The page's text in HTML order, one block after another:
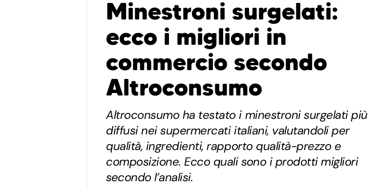
Minestroni surgelati:
ecco i migliori in
commercio secondo
Altroconsumo
Altroconsumo ha testato i minestroni surgelati più
diffusi nei supermercati italiani, valutandoli per
qualità, ingredienti, rapporto qualità-prezzo e
composizione. Ecco quali sono i prodotti migliori
secondo l’analisi.